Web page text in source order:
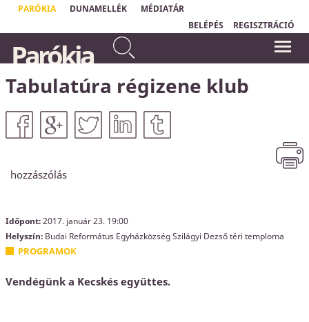
PARÓKIA DUNAMELLÉK
MÉDIATÁR
BELÉPÉS
REGISZTRÁCIÓ
...nincsen üdvösség senki
másban, mert nem is adatott az
embereknek az ég alatt
üdvözülhetnénk.
Apostolok Cselekedetei
4,12
"Isten szeretete nem valami homályos
Parókia
Tabulatúra régizene klub
hozzászólás
Időpont: 2017. január 23. 19:00
Helyszín: Budai Református Egyházközség Szilágyi Dezső téri temploma
PROGRAMOK
Vendégünk a Kecskés együttes.